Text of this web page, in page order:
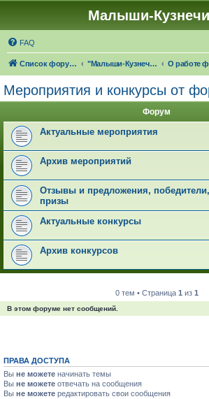
Малыши-
FAQ
Список форумов "Малыши-Кузнечики" (18+)
Мероприятия и конкурсы от
Форум
Актуальные мероприятия
Архив мероприятий
Отзывы и предложения,
призы
Актуальные конкурсы
Архив конкурсов
0 тем • Страница 1 из 1
В этом форуме нет сообщений.
ПРАВА ДОСТУПА
Вы не можете начинать темы
Вы не можете отвечать на сообщения
Вы не можете редактировать свои сообщения